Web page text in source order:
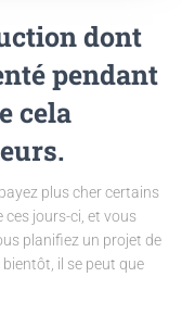
dont
pendant
cela
plus cher certains
jours-ci, et vous
planifiez un projet de
il se peut que